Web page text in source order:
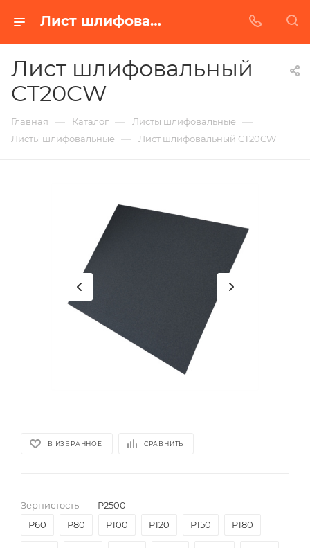
Лист шлифовальный CT20CW в Белгороде | Купить по недорогой цене от Абразивного Завода
Лист шлифовальный
CT20CW
Главная — Каталог — Листы шлифовальные —
Листы шлифовальные — Лист шлифовальный CT20CW
В ИЗБРАННОЕ СРАВНИТЬ
Зернистость — Р2500
P60
P80 P100 P120 P150 P180